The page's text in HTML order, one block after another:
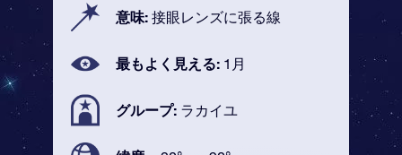
意味: 接眼レンズに張る線
最もよく見える: 1月
グループ: ラカイユ